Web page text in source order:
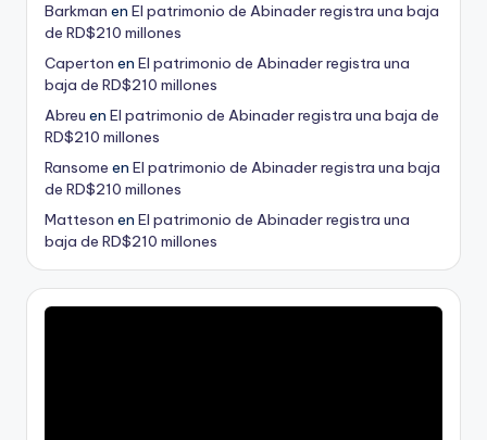
Barkman en El patrimonio de Abinader registra una baja
de RD$210 millones
Caperton en El patrimonio de Abinader registra una
baja de RD$210 millones
Abreu en El patrimonio de Abinader registra una baja de
RD$210 millones
Ransome en El patrimonio de Abinader registra una baja
de RD$210 millones
Matteson en El patrimonio de Abinader registra una
baja de RD$210 millones